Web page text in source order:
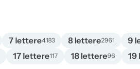
7 lettere4183 8 lettere2961 9
17 lettere117 18 lettere96 19